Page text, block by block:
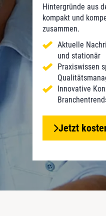
Hintergründe aus
kompakt und
zusammen.
Aktuelle
und stationär
Praxiswissen
Innovative
Jetzt